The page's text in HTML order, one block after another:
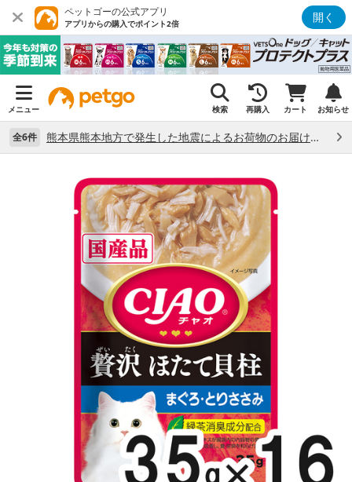
ペットゴーの公式アプリ
アプリからの購入でポイント2倍 開く
メニュー 検索 再購入 カート お知らせ
全6件 熊本県熊本地方で発生した地震によるお荷物のお届け状況について （7/28）